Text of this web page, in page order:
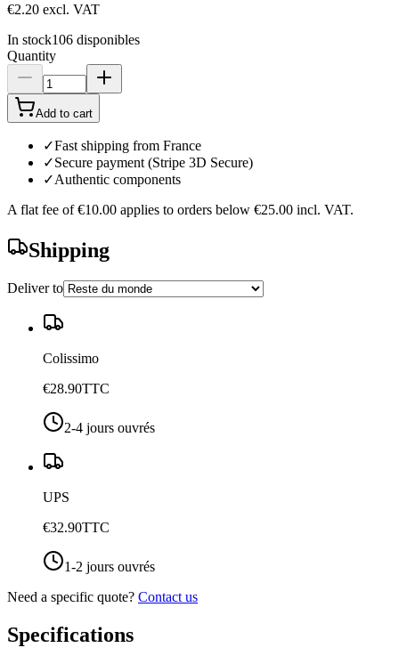
€2.20 excl. VAT
In stock106 disponibles
Quantity
Add to cart
✓Fast shipping from France
✓Secure payment (Stripe 3D Secure)
✓Authentic components
A flat fee of €10.00 applies to orders below €25.00 incl. VAT.
Shipping
Deliver to
Colissimo
€28.90TTC
2-4 jours ouvrés
UPS
€32.90TTC
1-2 jours ouvrés
Need a specific quote? Contact us
Specifications